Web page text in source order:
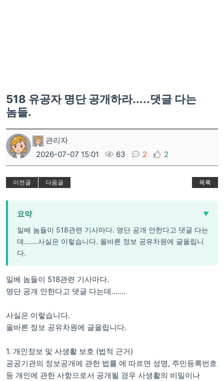
518 유공자 명단 공개하라.....댓글 다는
놈들.
관리자
2026-07-07 15:01
63 2 2
이전글 다음글 목록
요약 ▼
일베 놈들이 518관련 기사마다. 명단 공개 안한다고 댓글 다는
데.......사실은 이렇습니다. 올바른 정보 공유차원에 글올립니
다.
일베 놈들이 518관련 기사마다.
명단 공개 안한다고 댓글 다는데.......
사실은 이렇습니다.
올바른 정보 공유차원에 글올립니다.
1. 개인정보 및 사생활 보호 (법적 근거)
공공기관의 정보공개에 관한 법률 에 따르면 성명, 주민등록번호
등 개인에 관한 사항으로서 공개될 경우 사생활의 비밀이나